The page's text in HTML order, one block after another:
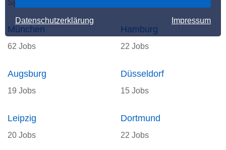
Datenschutzerklärung Impressum
Spirit.
München
62 Jobs
Dortmund
22 Jobs
Hamburg
22 Jobs
Leipzig
20 Jobs
Augsburg
19 Jobs
Düsseldorf
15 Jobs